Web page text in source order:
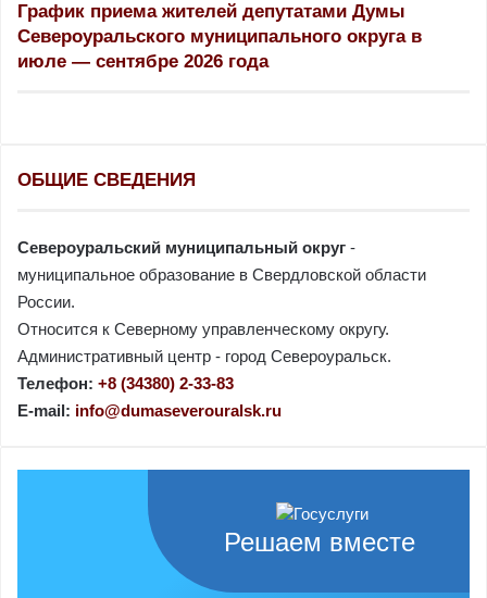
:График приема жителей депутатами Думы
Североуральского муниципального округа в
июле — сентябре 2026 года
ОБЩИЕ СВЕДЕНИЯ
Североуральский муниципальный округ -
муниципальное образование в Свердловской области
России.
Относится к Северному управленческому округу.
Административный центр - город Североуральск.
Телефон: +8 (34380) 2-33-83
E-mail: info@dumaseverouralsk.ru
Решаем вместе